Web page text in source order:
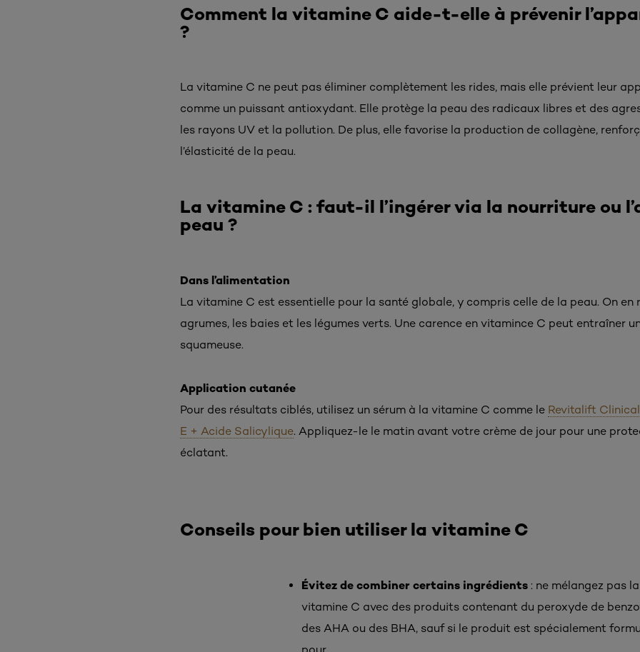
Comment la vitamine C aide-t-elle à prévenir
?
La vitamine C ne peut pas éliminer complètement les rides, mais elle prévient leur
comme un puissant antioxydant. Elle protège la peau des radicaux libres et des
les rayons UV et la pollution. De plus, elle favorise la production de collagène,
l’élasticité de la peau.
La vitamine C : faut-il l’ingérer via la nourriture ou
peau ?
Dans l’alimentation
La vitamine C est essentielle pour la santé globale, y compris celle de la peau. On en
agrumes, les baies et les légumes verts. Une carence en vitamince C peut entraîner
squameuse.
Application cutanée
Pour des résultats ciblés, utilisez un sérum à la vitamine C comme le Revitalift
E + Acide Salicylique. Appliquez-le le matin avant votre crème de jour pour une
éclatant.
Conseils pour bien utiliser la vitamine C
Évitez de combiner certains ingrédients : ne mélangez pas la
vitamine C avec des produits contenant du peroxyde de
des AHA ou des BHA, sauf si le produit est spécialement
pour.